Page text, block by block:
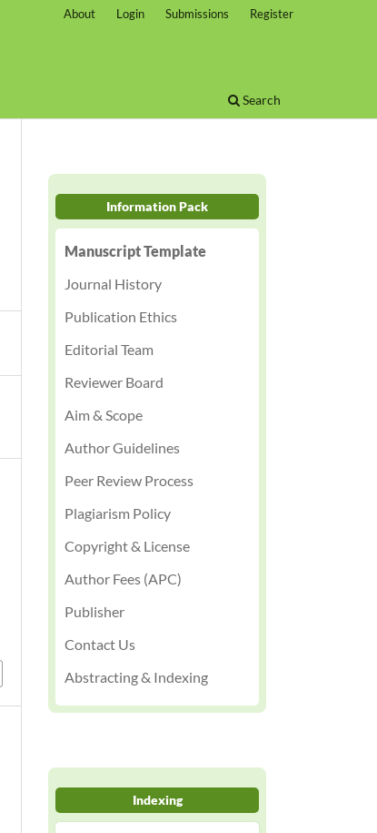
Search
About Login Submissions Register
Information Pack
Manuscript Template
Journal History
Publication Ethics
Editorial Team
Reviewer Board
Aim & Scope
Author Guidelines
Peer Review Process
Plagiarism Policy
Copyright & License
Author Fees (APC)
Publisher
Contact Us
Abstracting & Indexing
Indexing